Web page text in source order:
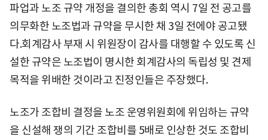
파업과 노조 규약 개정을 결의한 총회 역시 7일 전 공고를
의무화한 노조법과 규약을 무시한 채 3일 전에야 공고됐
다.회계감사 부재 시 위원장이 감사를 대행할 수 있도록 신
설한 규약은 노조법이 명시한 회계감사의 독립성 및 견제
목적을 위배한 것이라고 진정인들은 주장했다.
노조가 조합비 결정을 노조 운영위원회에 위임하는 규약
을 신설해 쟁의 기간 조합비를 5배로 인상한 것도 조합비